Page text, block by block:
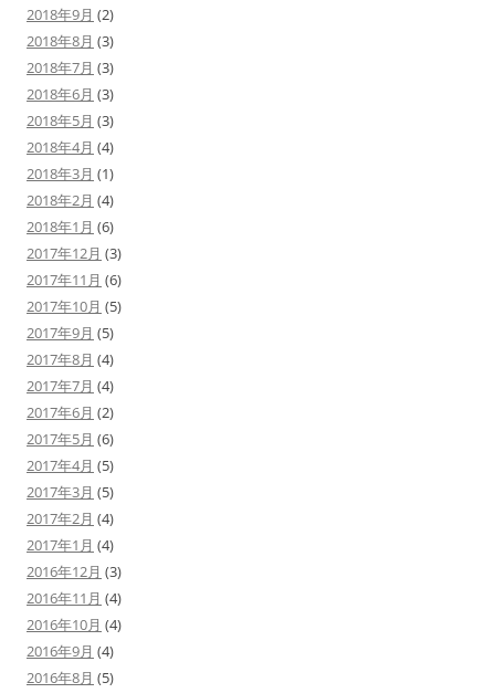
2018年9月 (2)
2018年8月 (3)
2018年7月 (3)
2018年6月 (3)
2018年5月 (3)
2018年4月 (4)
2018年3月 (1)
2018年2月 (4)
2018年1月 (6)
2017年12月 (3)
2017年11月 (6)
2017年10月 (5)
2017年9月 (5)
2017年8月 (4)
2017年7月 (4)
2017年6月 (2)
2017年5月 (6)
2017年4月 (5)
2017年3月 (5)
2017年2月 (4)
2017年1月 (4)
2016年12月 (3)
2016年11月 (4)
2016年10月 (4)
2016年9月 (4)
2016年8月 (5)